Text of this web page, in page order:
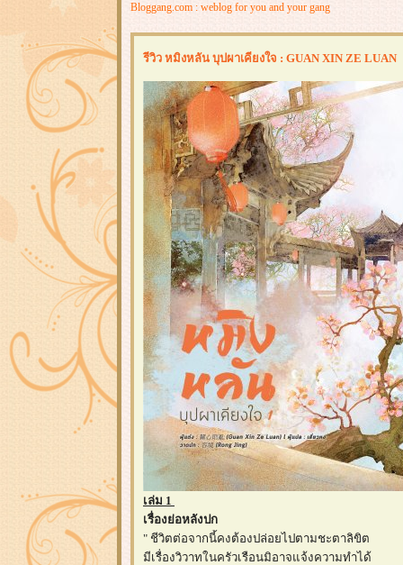
Bloggang.com : weblog for you and your gang
รีวิว หมิงหลัน บุปผาเคียงใจ : GUAN XIN ZE LUAN
เล่ม 1
เรื่องย่อหลังปก
" ชีวิตต่อจากนี้คงต้องปล่อยไปตามชะตาลิขิต
มีเรื่องวิวาทในครัวเรือนมิอาจแจ้งความทำได้